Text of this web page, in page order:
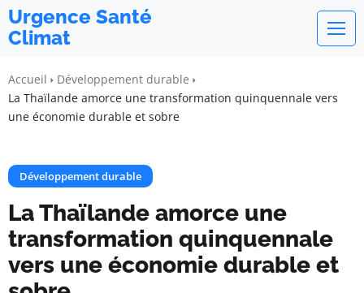
Urgence Santé
Climat
Accueil
Développement durable
La Thaïlande amorce une transformation quinquennale vers
une économie durable et sobre
Développement durable
La Thaïlande amorce une
transformation quinquennale
vers une économie durable et